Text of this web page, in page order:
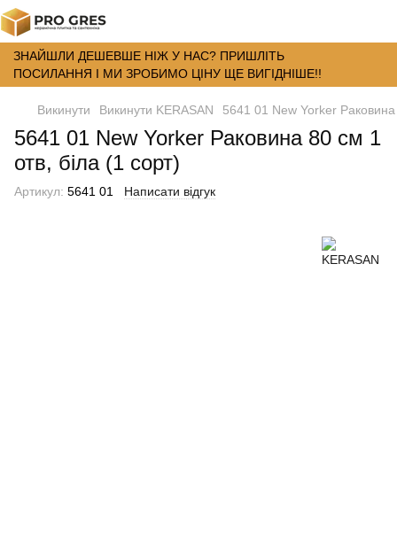
ЗНАЙШЛИ ДЕШЕВШЕ НІЖ У НАС? ПРИШЛІТЬ
ПОСИЛАННЯ І МИ ЗРОБИМО ЦІНУ ЩЕ ВИГІДНІШЕ!!
Викинути Викинути KERASAN 5641 01 New Yorker
5641 01 New Yorker Раковина 80 см 1
отв, біла (1 сорт)
Артикул: 5641 01 Написати відгук